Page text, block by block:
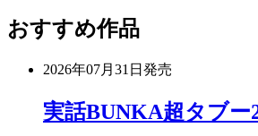
おすすめ作品
2026年07月31日 発売
実話BUNKA超タブー